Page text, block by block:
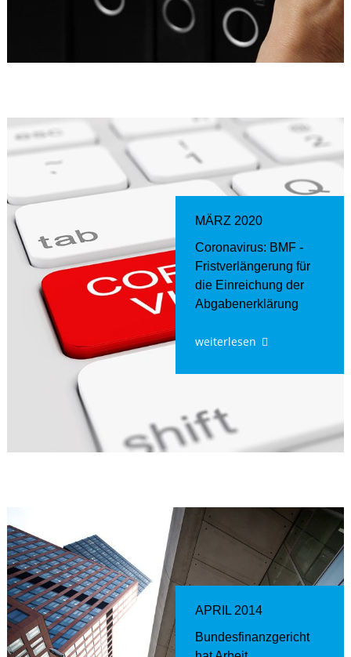
MÄRZ 2020
Coronavirus: BMF -
Fristverlängerung für
die Einreichung der
Abgabenerklärung
weiterlesen
APRIL 2014
Bundesfinanzgericht